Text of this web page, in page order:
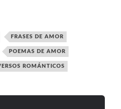
FRASES DE AMOR
POEMAS DE AMOR
ROMÁNTICOS